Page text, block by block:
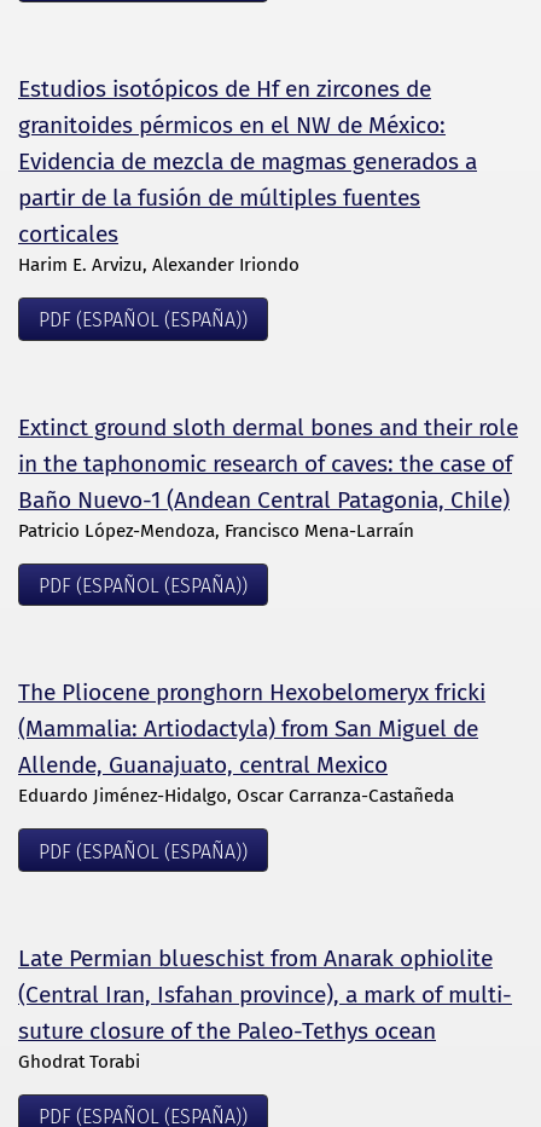
Estudios isotópicos de Hf en zircones de
granitoides pérmicos en el NW de México:
Evidencia de mezcla de magmas generados a
partir de la fusión de múltiples fuentes
corticales
Harim E. Arvizu, Alexander Iriondo
PDF (ESPAÑOL (ESPAÑA))
Extinct ground sloth dermal bones and their role
in the taphonomic research of caves: the case of
Baño Nuevo-1 (Andean Central Patagonia, Chile)
Patricio López-Mendoza, Francisco Mena-Larraín
PDF (ESPAÑOL (ESPAÑA))
The Pliocene pronghorn Hexobelomeryx fricki
(Mammalia: Artiodactyla) from San Miguel de
Allende, Guanajuato, central Mexico
Eduardo Jiménez-Hidalgo, Oscar Carranza-Castañeda
PDF (ESPAÑOL (ESPAÑA))
Late Permian blueschist from Anarak ophiolite
(Central Iran, Isfahan province), a mark of multi-
suture closure of the Paleo-Tethys ocean
Ghodrat Torabi
PDF (ESPAÑOL (ESPAÑA))